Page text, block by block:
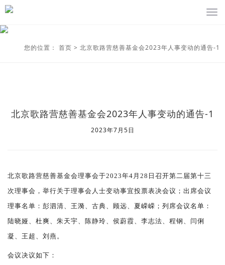
您的位置： 首页 > 北京歌路营慈善基金会2023年人事变动的通告-1
北京歌路营慈善基金会2023年人事变动的通告-1
2023年7月5日
北京歌路营慈善基金会理事会于2023年4 月 28 日召开第二届第十三
次理事会，举行关于理事会人士变动事宜投票表决会议；出席会议
理事名单：彭泗清、王漪、古典、顾远、夏嵘嵘；列席会议名单：
陆晓娅、杜爽、朱天宇、陈静玲、侯蔚霞、李志法、程钢、闫俐
凝、王超、刘燕。
会议决议如下：